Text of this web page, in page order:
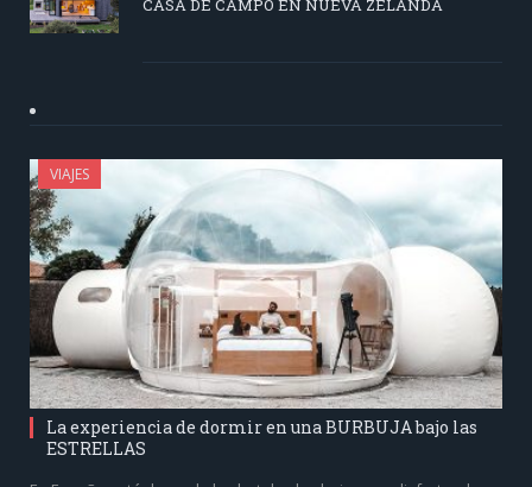
CASA DE CAMPO EN NUEVA ZELANDA
VIAJES
La experiencia de dormir en una BURBUJA bajo las
ESTRELLAS